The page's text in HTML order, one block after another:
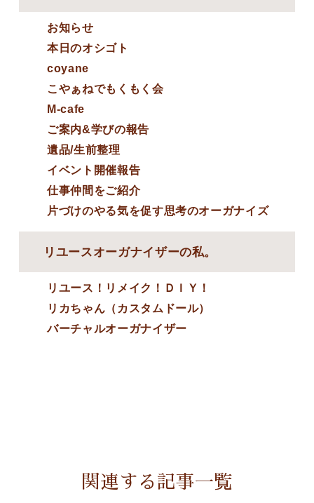
お知らせ
本日のオシゴト
coyane
こやぁねでもくもく会
M-cafe
ご案内&学びの報告
遺品/生前整理
イベント開催報告
仕事仲間をご紹介
片づけのやる気を促す思考のオーガナイズ
リユースオーガナイザーの私。
リユース！リメイク！ＤＩＹ！
リカちゃん（カスタムドール）
バーチャルオーガナイザー
関連する記事一覧